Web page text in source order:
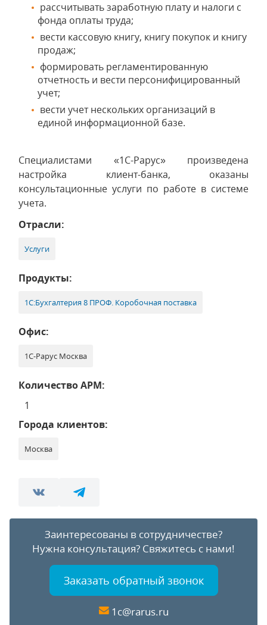
рассчитывать заработную плату и налоги с
фонда оплаты труда;
вести кассовую книгу, книгу покупок и книгу
продаж;
формировать регламентированную
отчетность и вести персонифицированный
учет;
вести учет нескольких организаций в
единой информационной базе.
Специалистами «1С-Рарус» произведена
настройка клиент-банка, оказаны
консультационные услуги по работе в системе
учета.
Отрасли:
Услуги
Продукты:
1С:Бухгалтерия 8 ПРОФ. Коробочная поставка
Офис:
1С-Рарус Москва
Количество АРМ:
1
Города клиентов:
Москва
Заинтересованы в сотрудничестве?
Нужна консультация? Свяжитесь с нами!
Заказать обратный звонок
1c@rarus.ru